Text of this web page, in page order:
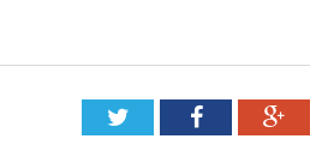
TwitterFacebook